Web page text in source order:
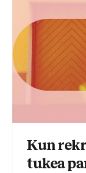
Kun
tukea